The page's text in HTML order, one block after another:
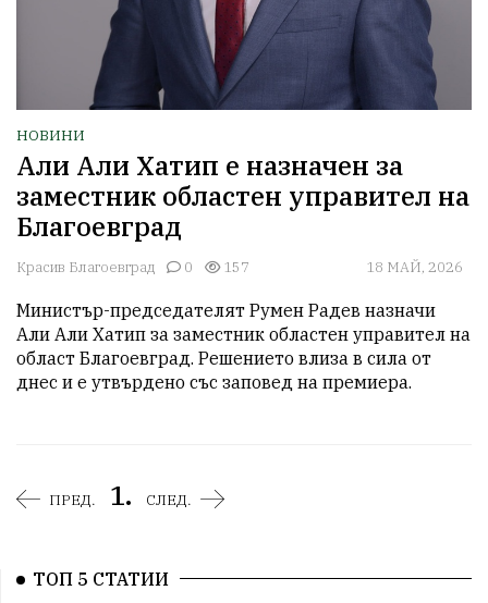
НОВИНИ
Али Али Хатип е назначен за
заместник областен управител на
Благоевград
Красив Благоевград 0 157 18 МАЙ, 2026
Министър-председателят Румен Радев назначи
Али Али Хатип за заместник областен управител на
област Благоевград. Решението влиза в сила от
днес и е утвърдено със заповед на премиера.
ПРЕД. 1. СЛЕД.
ТОП 5 СТАТИИ